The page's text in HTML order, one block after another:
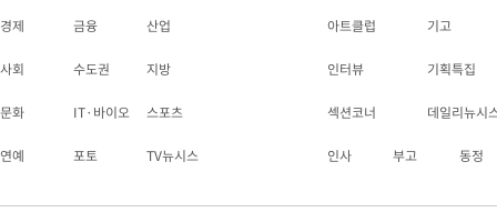
경제 금융 산업
사회 수도권 지방
문화 IT·바이오 스포츠
연예 포토 TV뉴시스
아트클럽 기고
인터뷰 기획특집
섹션코너 데일리뉴시
인사 부고 동정